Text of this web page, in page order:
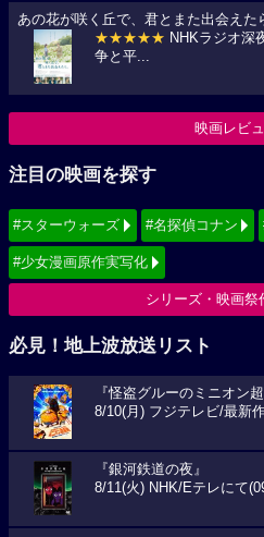
あの花が咲く丘で、君とまた出会えた
★★★★★ NHKラジオ深
争と平...
映画レビ
注目の映画を探す
#スターウォーズ #名探偵コナン
#少女漫画原作実写化
シリーズ・映画祭
必見！地上波放送リスト
『怪盗グルーのミニオン超
8/10(月) フジテレビ/最新
『銀河鉄道の夜』
8/11(火) NHK/Eテレにて